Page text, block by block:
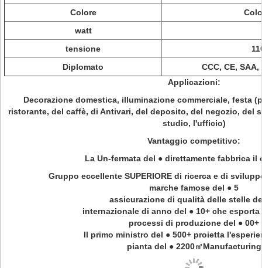
Colore
watt
tensione
Diplomato
CCC, CE, SAA,
Applicazioni:
Decorazione domestica, illuminazione commerciale, festa
ristorante, del caffè, di Antivari, del deposito, del negozio, del
studio, l'ufficio)
Vantaggio competitivo:
La Un-fermata del ● direttamente fabbrica il
Gruppo eccellente SUPERIORE di ricerca e di
marche famose del ● 5
assicurazione di qualità delle stelle
internazionale di anno del ● 10+ che esporta
processi di produzione del ● 00+
Il primo ministro del ● 500+ proietta
pianta del ● 2200㎡Manufacturing